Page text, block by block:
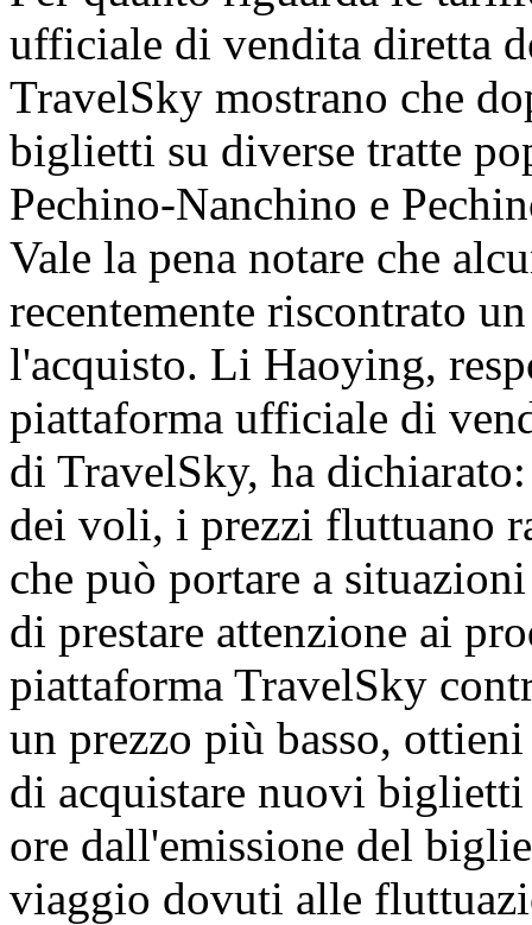
ufficiale di vendita diretta
TravelSky mostrano che
biglietti su diverse tratte
Pechino-Nanchino e
Vale la pena notare che
recentemente riscontrato
l'acquisto. Li Haoying,
piattaforma ufficiale di
di TravelSky, ha
dei voli, i prezzi fluttuano
che può portare a
di prestare attenzione ai
piattaforma TravelSky
un prezzo più basso,
di acquistare nuovi biglietti
ore dall'emissione del
viaggio dovuti alle